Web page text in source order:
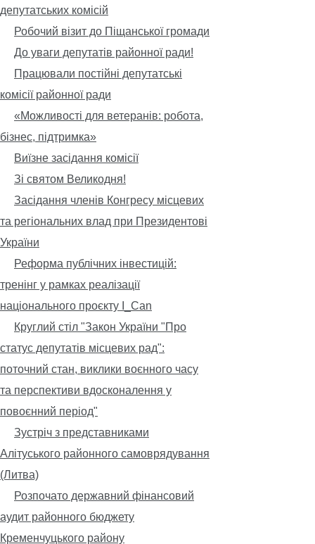
депутатських комісій
Робочий візит до Піщанської громади
До уваги депутатів районної ради!
Працювали постійні депутатські
комісії районної ради
«Можливості для ветеранів: робота,
бізнес, підтримка»
Виїзне засідання комісії
Зі святом Великодня!
Засідання членів Конгресу місцевих
та регіональних влад при Президентові
України
Реформа публічних інвестицій:
тренінг у рамках реалізації
національного проєкту I_Can
Круглий стіл "Закон України "Про
статус депутатів місцевих рад":
поточний стан, виклики воєнного часу
та перспективи вдосконалення у
повоєнний період"
Зустріч з представниками
Алітуського районного самоврядування
(Литва)
Розпочато державний фінансовий
аудит районного бюджету
Кременчуцького району